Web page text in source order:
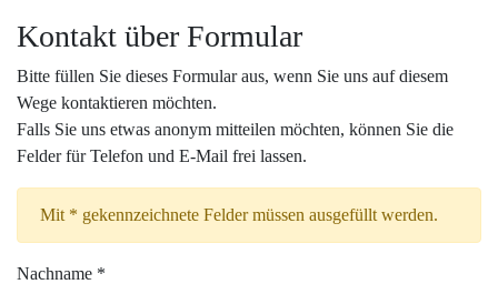
Kontakt über Formular
Bitte füllen Sie dieses Formular aus, wenn Sie uns auf diesem
Wege kontaktieren möchten.
Falls Sie uns etwas anonym mitteilen möchten, können Sie die
Felder für Telefon und E-Mail frei lassen.
Mit * gekennzeichnete Felder müssen ausgefüllt werden.
Nachname *